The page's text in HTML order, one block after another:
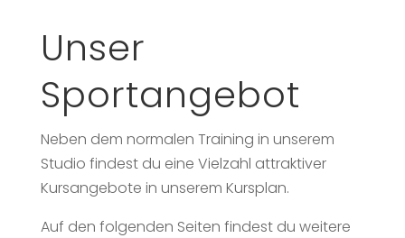
Unser
Sportangebot
Neben dem normalen Training in unserem
Studio findest du eine Vielzahl attraktiver
Kursangebote in unserem Kursplan.
Auf den folgenden Seiten findest du weitere